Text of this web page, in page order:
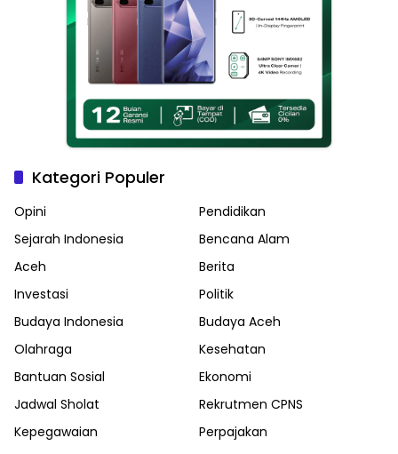
Kategori Populer
Opini
Pendidikan
Sejarah Indonesia
Bencana Alam
Aceh
Berita
Investasi
Politik
Budaya Indonesia
Budaya Aceh
Olahraga
Kesehatan
Bantuan Sosial
Ekonomi
Jadwal Sholat
Rekrutmen CPNS
Kepegawaian
Perpajakan